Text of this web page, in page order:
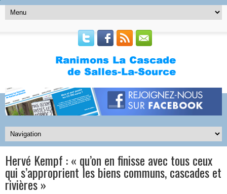
Hervé Kempf : « qu’on en finisse avec tous ceux
qui s’approprient les biens communs, cascades et
rivières »